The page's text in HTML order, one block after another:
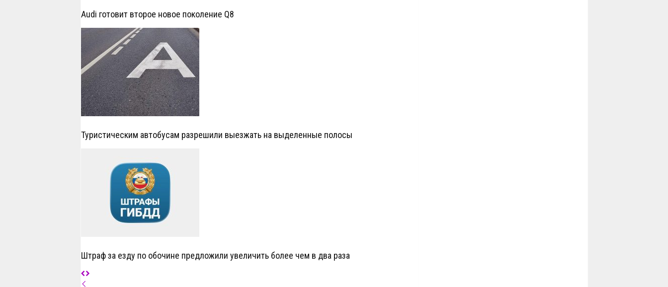
Audi готовит второе новое поколение Q8
Туристическим автобусам разрешили выезжать на выделенные полосы
Штраф за езду по обочине предложили увеличить более чем в два раза